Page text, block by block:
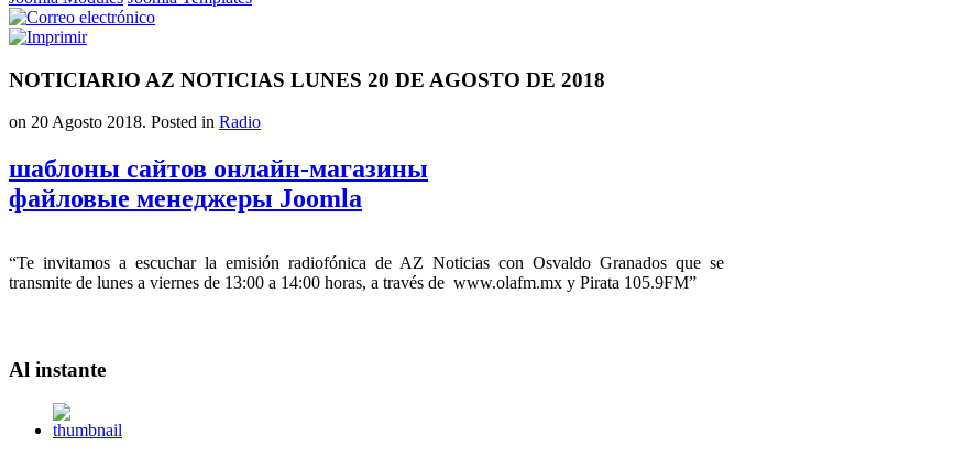
NOTICIARIO AZ NOTICIAS LUNES 20 DE AGOSTO DE 2018
on 20 Agosto 2018. Posted in Radio
шаблоны сайтов онлайн-магазины
файловые менеджеры Joomla
“Te invitamos a escuchar la emisión radiofónica de AZ Noticias con Osvaldo Granados que se
transmite de lunes a viernes de 13:00 a 14:00 horas, a través de www.olafm.mx y Pirata 105.9FM”
Al instante